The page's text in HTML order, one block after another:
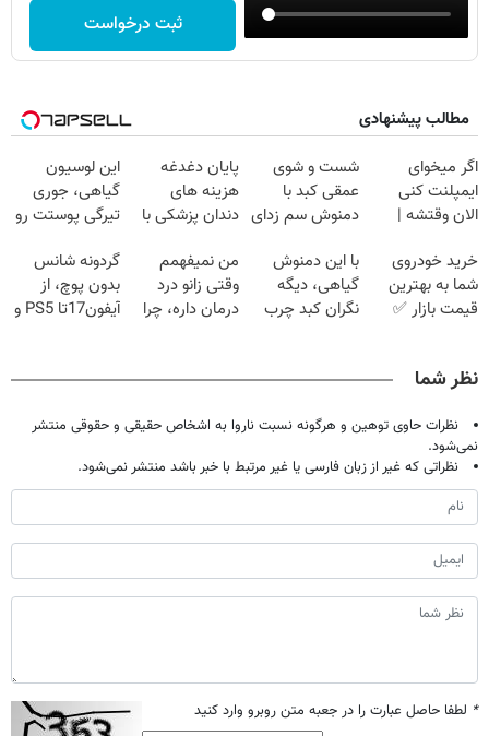
ثبت درخواست
مطالب پیشنهادی
اگر میخوای
ایمپلنت کنی
الان وقتشه |
میلیون تومان!!!
شست و شوی
عمقی کبد با
دمنوش سم زدای
پایان دغدغه
هزینه های
دندان پزشکی با
خانگی
این لوسیون
گیاهی، جوری
تیرگی پوستت رو
انگار لیزر کری!
خرید خودروی
شما به بهترین
قیمت بازار ✅
با این دمنوش
گیاهی، دیگه
نگران کبد چرب
من نمیفهمم
وقتی زانو درد
درمان داره، چرا
گردونه شانس
بدون پوچ، از
آیفون17تا PS5 و
نظر شما
نظرات حاوی توهین و هرگونه نسبت ناروا به اشخاص حقیقی و حقوقی منتشر
نمی‌شود.
نظراتی که غیر از زبان فارسی یا غیر مرتبط با خبر باشد منتشر نمی‌شود.
* لطفا حاصل عبارت را در جعبه متن روبرو وارد کنید